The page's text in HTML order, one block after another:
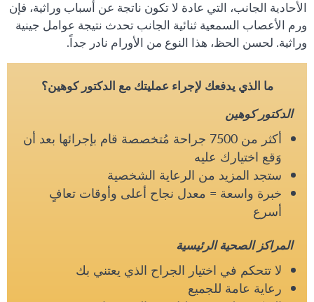
الأحادية الجانب، التي عادة لا تكون ناتجة عن أسباب وراثية، فإن
ورم الأعصاب السمعية ثنائية الجانب تحدث نتيجة عوامل جينية
وراثية. لحسن الحظ، هذا النوع من الأورام نادر جداً.
ما الذي يدفعك لإجراء عمليتك مع الدكتور كوهين؟
الدكتور كوهين
أكثر من 7500 جراحة مُتخصصة قام بإجرائها بعد أن
وَقع اختيارك عليه
ستجد المزيد من الرعاية الشخصية
خبرة واسعة = معدل نجاح أعلى وأوقات تعافٍ
أسرع
المراكز الصحية الرئيسية
لا تتحكم في اختيار الجراح الذي يعتني بك
رعاية عامة للجميع